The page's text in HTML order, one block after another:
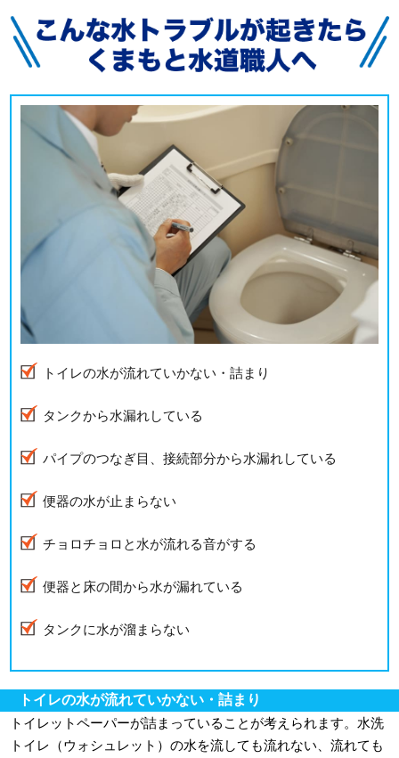
トイレの水が流れていかない・詰まり
タンクから水漏れしている
パイプのつなぎ目、接続部分から水漏れしている
便器の水が止まらない
チョロチョロと水が流れる音がする
便器と床の間から水が漏れている
タンクに水が溜まらない
トイレの水が流れていかない・詰まり
トイレットペーパーが詰まっていることが考えられます。水洗
トイレ（ウォシュレット）の水を流しても流れない、流れても